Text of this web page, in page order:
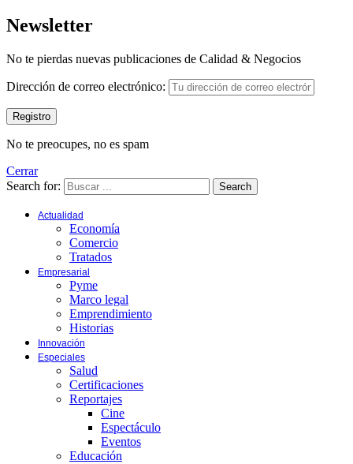
Newsletter
No te pierdas nuevas publicaciones de Calidad & Negocios
Dirección de correo electrónico:
No te preocupes, no es spam
Cerrar
Search for:
Search
Actualidad
Economía
Comercio
Tratados
Empresarial
Pyme
Marco legal
Emprendimiento
Historias
Innovación
Especiales
Salud
Certificaciones
Reportajes
Cine
Espectáculo
Eventos
Educación